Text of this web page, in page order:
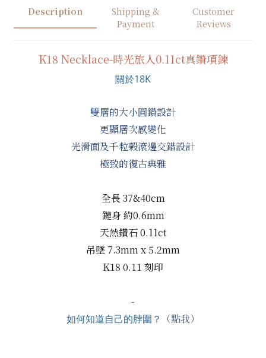
Description
Shipping &
Payment
Customer
Reviews
K18 Necklace-時光旅人0.11ct真鑽項鍊
關於18K
雙層的大小圓鑽設計
更顯層次感變化
光滑面及千粒榖滾邊交錯設計
極致的復古典雅
全長 37&40cm
鏈身 約0.6mm
天然鑽石0.11ct
吊墜 7.3mm x 5.2mm
K18 0.11 刻印
-
如何知道自己的脖圍？ （點我）